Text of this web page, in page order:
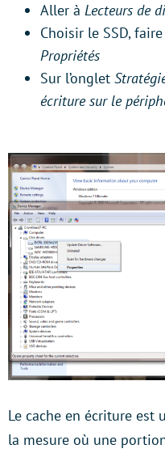
Aller à Lecteurs de
Choisir le SSD,
Propriétés
Sur l’onglet
écriture sur le
Le cache en écriture est
la mesure où une